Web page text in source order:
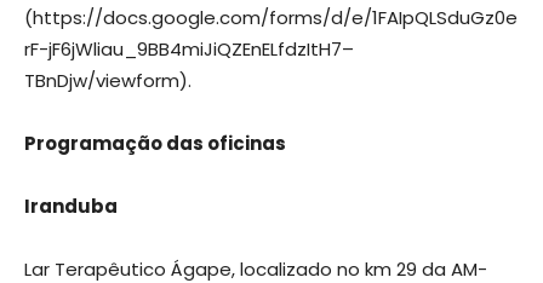
(https://docs.google.com/forms/d/e/1FAIpQLSduGz0e
rF-jF6jWliau_9BB4miJiQZEnELfdzItH7–
TBnDjw/viewform).
Programação das oficinas
Iranduba
Lar Terapêutico Ágape, localizado no km 29 da AM-